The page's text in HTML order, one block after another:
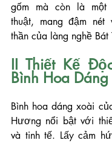
gốm mà còn là một
thuật, mang đậm nét
thần của làng nghề Bát
II Thiết Kế
Bình Hoa Dáng
Bình hoa dáng xoài
Hương nổi bật với
và tinh tế. Lấy cảm